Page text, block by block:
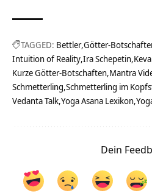
TAGGED: Bettler Götter-
Intuition of Reality Ira Schepetin
Kurze Götter-Botschaften Mantra
Schmetterling Schmetterling im
Vedanta Talk Yoga Asana Lexikon
Dein